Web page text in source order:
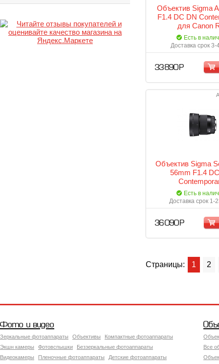
Объектив Sigma
F1.4 DC DN
для Canon
Есть в
Доставка срок 3-
33 890 Р
Объектив Sigma
56mm F1.4
Есть в
Доставка срок 1-
36 090 Р
Страницы: 1 2
Фото и видео
Зеркальные фотоаппараты Объективы
Компактные фотоаппараты
Экшн камеры
Фотовспышки
Беззеркальные фотоаппараты
Видеокамеры
Пленочные фотоаппараты
Детские фотоаппараты
Все